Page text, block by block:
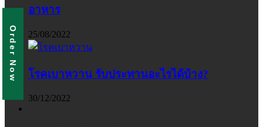
อาหาร
25/08/2022
โรคเบาหวาน รับประทานอะไรได้บ้าง?
30/12/2022
Order Now